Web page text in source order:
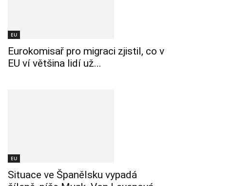
EU
Eurokomisař pro migraci zjistil, co v
EU ví většina lidí už...
EU
Situace ve Španělsku vypadá